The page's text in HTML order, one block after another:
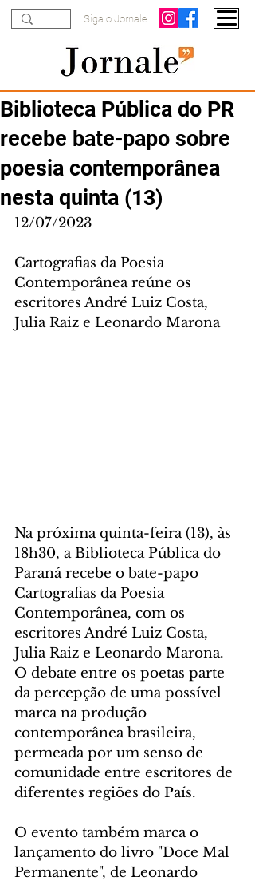
Siga o Jornale
Biblioteca Pública do PR
recebe bate-papo sobre
poesia contemporânea
nesta quinta (13)
12/07/2023
Cartografias da Poesia
Contemporânea reúne os
escritores André Luiz Costa,
Julia Raiz e Leonardo Marona
Na próxima quinta-feira (13), às
18h30, a Biblioteca Pública do
Paraná recebe o bate-papo
Cartografias da Poesia
Contemporânea, com os
escritores André Luiz Costa,
Julia Raiz e Leonardo Marona.
O debate entre os poetas parte
da percepção de uma possível
marca na produção
contemporânea brasileira,
permeada por um senso de
comunidade entre escritores de
diferentes regiões do País.
O evento também marca o
lançamento do livro "Doce Mal
Permanente", de Leonardo